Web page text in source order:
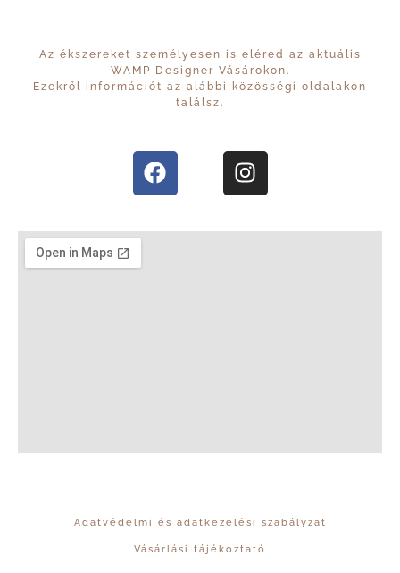
Az ékszereket személyesen is eléred az aktuális
WAMP Designer Vásárokon.
Ezekről információt az alábbi közösségi oldalakon
találsz.
Adatvédelmi és adatkezelési szabályzat
Vásárlási tájékoztató